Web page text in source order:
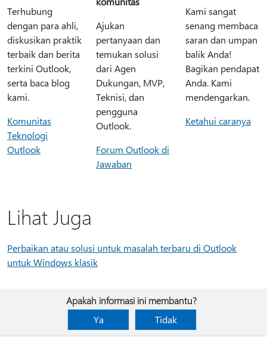
Terhubung
dengan para ahli,
diskusikan praktik
terbaik dan berita
terkini Outlook,
serta baca blog
kami.
Komunitas
Teknologi
Outlook
Ajukan
pertanyaan dan
temukan solusi
dari Agen
Dukungan, MVP,
Teknisi, dan
pengguna
Outlook.
Forum Outlook di
Jawaban
Kami sangat
senang membaca
saran dan umpan
balik Anda!
Bagikan pendapat
Anda. Kami
mendengarkan.
Ketahui caranya
Lihat Juga
Perbaikan atau solusi untuk masalah terbaru di Outlook
untuk Windows klasik
Apakah informasi ini membantu?
Ya
Tidak